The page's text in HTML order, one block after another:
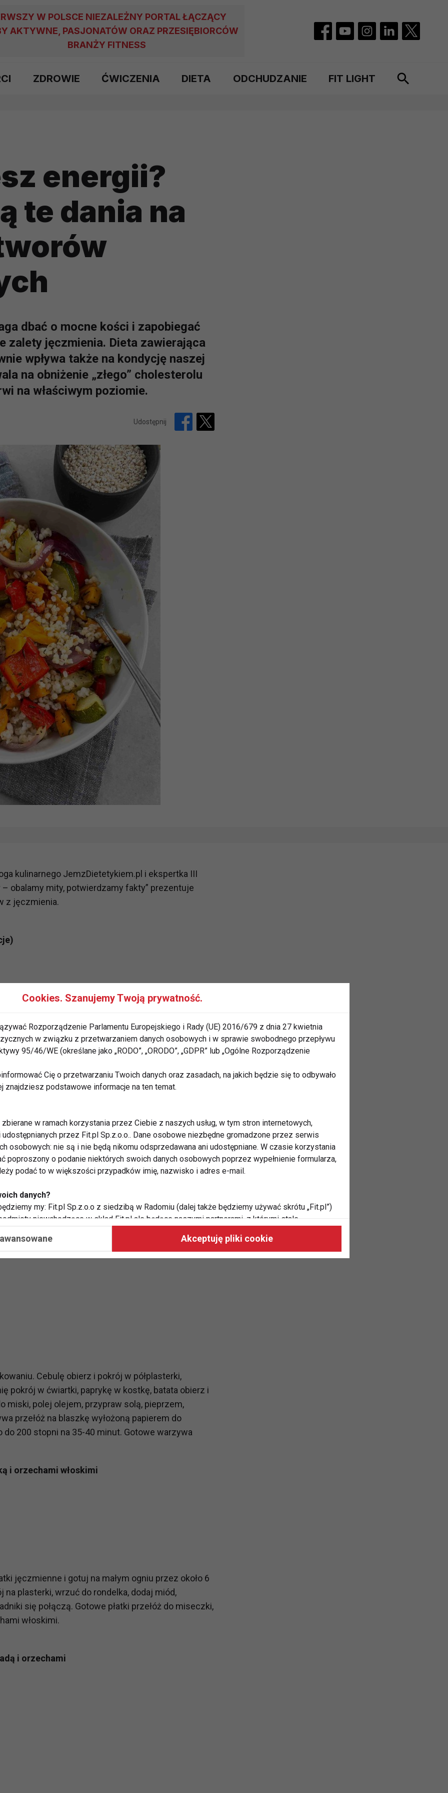
W POLSCE NIEZALEŻNY PORTAL ŁĄCZĄCY
AKTYWNE, PASJONATÓW ORAZ PRZESIĘBIORCÓW
BRANŻY FITNESS
ZDROWIE ĆWICZENIA DIETA ODCHUDZANIE FIT LIGHT
energii?
te dania na
dbać o mocne kości i zapobiegać
zalety jęczmienia. Dieta zawierająca
wpływa także na kondycję naszej
na obniżenie „złego” cholesterolu
na właściwym poziomie.
Udostępnij
kulinarnego JemzDietetykiem.pl i ekspertka III
obalamy mity, potwierdzamy fakty” prezentuje
z jęczmienia.
na grubych oczkach. Na patelni rozgrzej olej,
i smaż jeszcze przez 1 minutę. Dodaj mięso
się zarumieni, jednocześnie rozdrabniając je
wsyp kaszę, dodaj buraka, wymieszaj. Zalej
patelnię pokrywką i gotuj przez około 20 minut,
solą, pieprzem
i posiekaną natką pietruszki.
na 3 porcje)
Cebulę obierz i pokrój w półplasterki,
pokrój w ćwiartki, paprykę w kostkę, batata obierz i
miski, polej olejem, przypraw solą, pieprzem,
przełóż na blaszkę wyłożoną papierem do
do 200 stopni na 35-40 minut. Gotowe warzywa
i orzechami włoskimi
jęczmienne i gotuj na małym ogniu przez około 6
plasterki, wrzuć do rondelka, dodaj miód,
się połączą. Gotowe płatki przełóż do miseczki,
włoskimi.
i orzechami
Cookies. Szanujemy Twoją prywatność.
Rozporządzenie Parlamentu Europejskiego i Rady (UE) 2016/679 z dnia 27 kwietnia
w związku z przetwarzaniem danych osobowych i w sprawie swobodnego przepływu
95/46/WE (określane jako „RODO”, „ORODO”, „GDPR” lub „Ogólne Rozporządzenie
Cię o przetwarzaniu Twoich danych oraz zasadach, na jakich będzie się to odbywało
znajdziesz podstawowe informacje na ten temat.
w ramach korzystania przez Ciebie z naszych usług, w tym stron internetowych,
przez Fit.pl Sp.z.o.o.. Dane osobowe niezbędne gromadzone przez serwis
osobowych: nie są i nie będą nikomu odsprzedawana ani udostępniane. W czasie korzystania
poproszony o podanie niektórych swoich danych osobowych poprzez wypełnienie formularza,
podać to w większości przypadków imię, nazwisko i adres e-mail.
danych?
my: Fit.pl Sp.z.o.o z siedzibą w Radomiu (dalej także będziemy używać skrótu „Fit.pl”)
niewchodzące w skład Fit.pl ale będące naszymi partnerami, z którymi stale
dane?
do Twoich potrzeb i zainteresowań,
nam udoskonalać nasze usługi i sprawić, że będą maksymalnie odpowiadać Twoim
Twoje dane możemy przekazywać podmiotom przetwarzającym je na nasze zlecenie,
naszych usług oraz podmiotom uprawnionym do uzyskania danych na podstawie
organy ścigania – oczywiście tylko gdy wystąpią z żądaniem w oparciu o stosowną podstawę
że na większości stron internetowych dane o ruchu użytkowników zbierane są przez naszych
dostępu do danych, sprostowania, usunięcia lub ograniczenia ich przetwarzania. Możesz
danych osobowych, zgłosić sprzeciw oraz skorzystać z innych praw wymienionych
musi być oparte na właściwej, zgodnej z obowiązującymi przepisami, podstawie prawnej.
danych w celu świadczenia usług, w tym dopasowywania ich do Twoich zainteresowań,
zapewniania ich bezpieczeństwa jest niezbędność do wykonania umów o ich świadczenie
i marketingu własnego administratorów jest tzw. uzasadniony interes administratora.
marketingowych podmiotów trzecich będzie odbywać się na podstawie Twojej dobrowolnej
Akceptuję pliki cookie